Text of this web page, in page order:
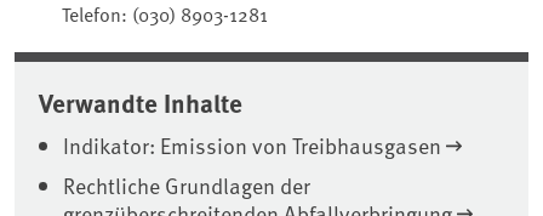
Telefon: (030) 8903-1281
Verwandte Inhalte
Indikator: Emission von Treibhausgasen
Rechtliche Grundlagen der